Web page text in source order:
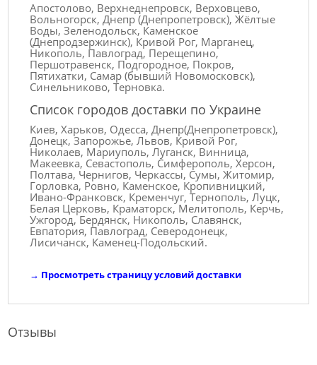
Апостолово, Верхнеднепровск, Верховцево,
Вольногорск, Днепр (Днепропетровск), Жёлтые
Воды, Зеленодольск, Каменское
(Днепродзержинск), Кривой Рог, Марганец,
Никополь, Павлоград, Перещепино,
Першотравенск, Подгородное, Покров,
Пятихатки, Самар (бывший Новомосковск),
Синельниково, Терновка.
Список городов доставки по Украине
Киев, Харьков, Одесса, Днепр(Днепропетровск),
Донецк, Запорожье, Львов, Кривой Рог,
Николаев, Мариуполь, Луганск, Винница,
Макеевка, Севастополь, Симферополь, Херсон,
Полтава, Чернигов, Черкассы, Сумы, Житомир,
Горловка, Ровно, Каменское, Кропивницкий,
Ивано-Франковск, Кременчуг, Тернополь, Луцк,
Белая Церковь, Краматорск, Мелитополь, Керчь,
Ужгород, Бердянск, Никополь, Славянск,
Евпатория, Павлоград, Северодонецк,
Лисичанск, Каменец-Подольский.
→ Просмотреть страницу условий доставки
Отзывы